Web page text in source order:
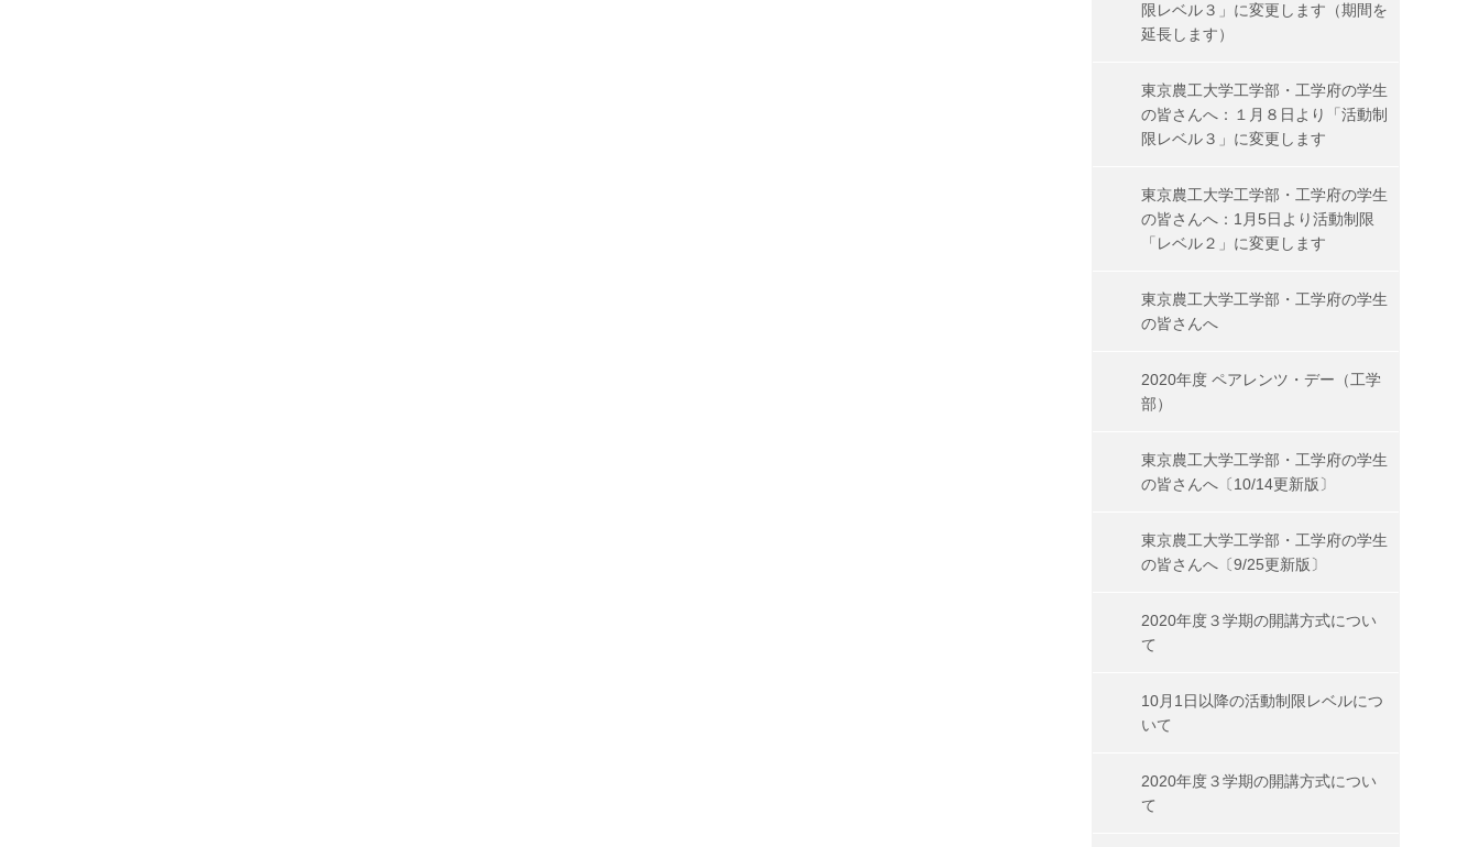
限レベル３」に変更します（期間を
延長します）
東京農工大学工学部・工学府の学生
の皆さんへ：１月８日より「活動制
限レベル３」に変更します
東京農工大学工学部・工学府の学生
の皆さんへ：1月5日より活動制限
「レベル２」に変更します
東京農工大学工学部・工学府の学生
の皆さんへ
2020年度 ペアレンツ・デー（工学
部）
東京農工大学工学部・工学府の学生
の皆さんへ〔10/14更新版〕
東京農工大学工学部・工学府の学生
の皆さんへ〔9/25更新版〕
2020年度３学期の開講方式につい
て
10月1日以降の活動制限レベルにつ
いて
2020年度３学期の開講方式につい
て